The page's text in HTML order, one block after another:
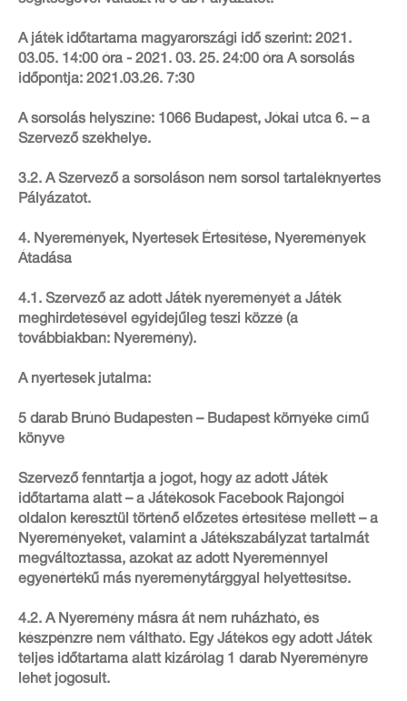
A játék időtartama magyarországi idő szerint: 2021.
03.05. 14:00 óra - 2021. 03. 25. 24:00 óra A sorsolás
időpontja: 2021.03.26. 7:30
A sorsolás helyszíne: 1066 Budapest, Jókai utca 6. – a
Szervező székhelye.
3.2. A Szervező a sorsoláson nem sorsol tartaléknyertes
Pályázatot.
4. Nyeremények, Nyertesek Értesítése, Nyeremények
Átadása
4.1. Szervező az adott Játék nyereményét a Játék
meghirdetésével egyidejűleg teszi közzé (a
továbbiakban: Nyeremény).
A nyertesek jutalma:
5 darab Brúnó Budapesten – Budapest környéke című
könyve
Szervező fenntartja a jogot, hogy az adott Játék
időtartama alatt – a Játékosok Facebook Rajongói
oldalon keresztül történő előzetes értesítése mellett – a
Nyereményeket, valamint a Játékszabályzat tartalmát
megváltoztassa, azokat az adott Nyereménnyel
egyenértékű más nyereménytárggyal helyettesítse.
4.2. A Nyeremény másra át nem ruházható, és
készpénzre nem váltható. Egy Játékos egy adott Játék
teljes időtartama alatt kizárólag 1 darab Nyereményre
lehet jogosult.